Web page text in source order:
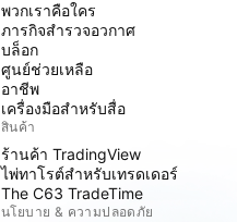
พวกเราคือใคร
ภารกิจสำรวจอวกาศ
บล็อก
ศูนย์ช่วยเหลือ
อาชีพ
เครื่องมือสำหรับสื่อ
สินค้า
ร้านค้า TradingView
ไพ่ทาโรต์สำหรับเทรดเดอร์
The C63 TradeTime
นโยบาย & ความปลอดภัย